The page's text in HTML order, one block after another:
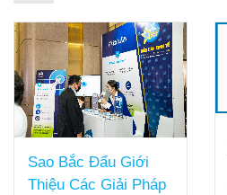
Sao Bắc Đẩu Giới
Thiệu Các Giải Pháp